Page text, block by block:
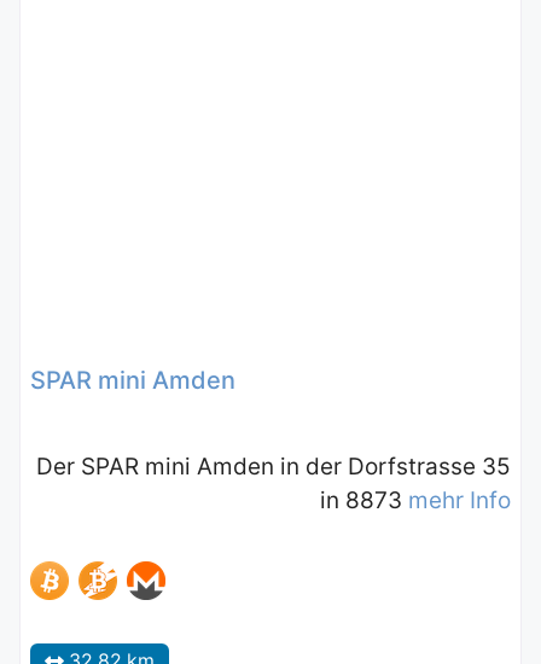
SPAR mini Amden
Der SPAR mini Amden in der Dorfstrasse 35
in 8873 mehr Info